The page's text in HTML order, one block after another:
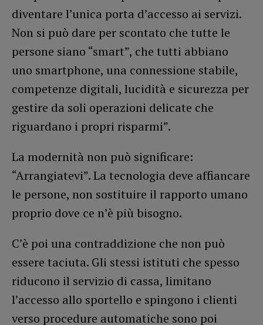
diventare l’unica porta d’accesso ai servizi.
Non si può dare per scontato che tutte le
persone siano “smart”, che tutti abbiano
uno smartphone, una connessione stabile,
competenze digitali, lucidità e sicurezza per
gestire da soli operazioni delicate che
riguardano i propri risparmi”.
La modernità non può significare:
“Arrangiatevi”. La tecnologia deve affiancare
le persone, non sostituire il rapporto umano
proprio dove ce n’è più bisogno.
C’è poi una contraddizione che non può
essere taciuta. Gli stessi istituti che spesso
riducono il servizio di cassa, limitano
l’accesso allo sportello e spingono i clienti
verso procedure automatiche sono poi